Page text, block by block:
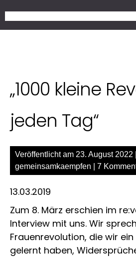
springen
„1000 kleine
jeden Tag“
Veröffentlicht am 23. August 2022
gemeinsamkaempfen
7
13.03.2019
Zum 8. März erschien im
Interview mit uns. Wir
Frauenrevolution, die wir
gelernt haben,